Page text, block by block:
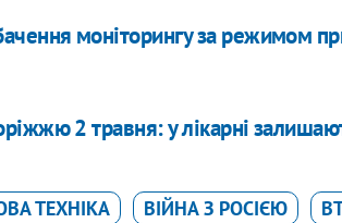
моніторингу за режимом
2 травня: у лікарні
ТЕХНІКА ВІЙНА З РОСІЄЮ